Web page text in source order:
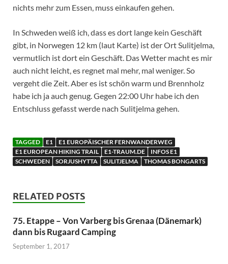
nichts mehr zum Essen, muss einkaufen gehen.
In Schweden weiß ich, dass es dort lange kein Geschäft
gibt, in Norwegen 12 km (laut Karte) ist der Ort Sulitjelma,
vermutlich ist dort ein Geschäft. Das Wetter macht es mir
auch nicht leicht, es regnet mal mehr, mal weniger. So
vergeht die Zeit. Aber es ist schön warm und Brennholz
habe ich ja auch genug. Gegen 22:00 Uhr habe ich den
Entschluss gefasst werde nach Sulitjelma gehen.
TAGGED E1
E1 EUROPÄISCHER FERNWANDERWEG
E1 EUROPEAN HIKING TRAIL
E1-TRAUM.DE
INFOS E1
SCHWEDEN
SORJUSHYTTA SULITJELMA THOMAS BONGARTS
RELATED POSTS
75. Etappe – Von Varberg bis Grenaa (Dänemark)
dann bis Rugaard Camping
September 1, 2017